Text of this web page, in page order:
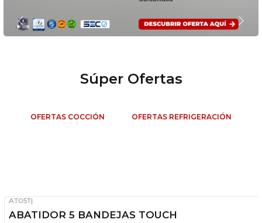
Súper Ofertas
OFERTAS COCCIÓN OFERTAS REFRIGERACIÓN
-27% OFF
Stock disponible
AT05T|
ABATIDOR 5 BANDEJAS TOUCH